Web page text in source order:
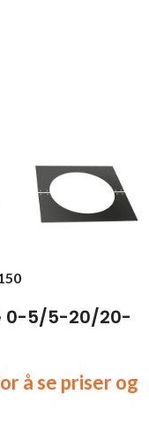
0-5/5-20/20-
å se priser og